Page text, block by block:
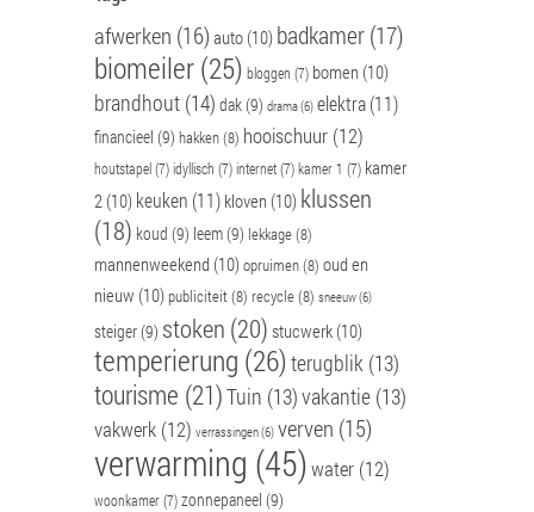
afwerken (16) auto (10) badkamer(17)
biomeiler(25) bloggen (7) bomen (10)
brandhout (14) dak (9) drama(6) elektra(11)
financieel (9) hakken(8) hooischuur (12)
houtstapel (7) idyllisch (7) internet (7) kamer 1 (7) kamer
2 (10) keuken (11) kloven (10) klussen
(18) koud (9) leem (9) lekkage(8)
mannenweekend (10)opruimen(8) oud en
nieuw (10)publiciteit(8) recycle(8) sneeuw(6)
steiger (9) stoken (20) stucwerk (10)
temperierung (26) terugblik (13)
tourisme (21)Tuin (13)vakantie (13)
vakwerk (12) verrassingen(6) verven (15)
verwarming (45) water (12)
woonkamer (7) zonnepaneel (9)